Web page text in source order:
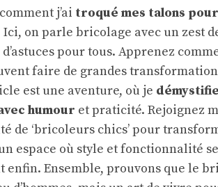
j’ai troqué mes talons
Ici, on parle bricolage avec un zest
pour tous. Apprenez
faire de grandes
est une aventure, où je
humour et praticité. Rejoignez
de ‘bricoleurs chics’ pour
espace où style et fonctionnalité se
Ensemble, prouvons que le